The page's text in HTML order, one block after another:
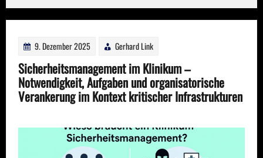
9. Dezember 2025 Gerhard Link
Sicherheitsmanagement im Klinikum –
Notwendigkeit, Aufgaben und organisatorische
Verankerung im Kontext kritischer Infrastrukturen